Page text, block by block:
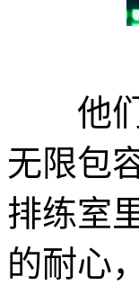
他们
无限包
排练室
的耐心